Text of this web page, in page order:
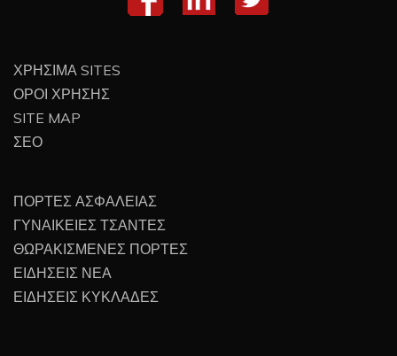
ΧΡΗΣΙΜΑ SITES
ΟΡΟΙ ΧΡΗΣΗΣ
SITE MAP
ΣΕΟ
ΠΟΡΤΕΣ ΑΣΦΑΛΕΙΑΣ
ΓΥΝΑΙΚΕΙΕΣ ΤΣΑΝΤΕΣ
ΘΩΡΑΚΙΣΜΕΝΕΣ ΠΟΡΤΕΣ
ΕΙΔΗΣΕΙΣ ΝΕΑ
ΕΙΔΗΣΕΙΣ ΚΥΚΛΑΔΕΣ